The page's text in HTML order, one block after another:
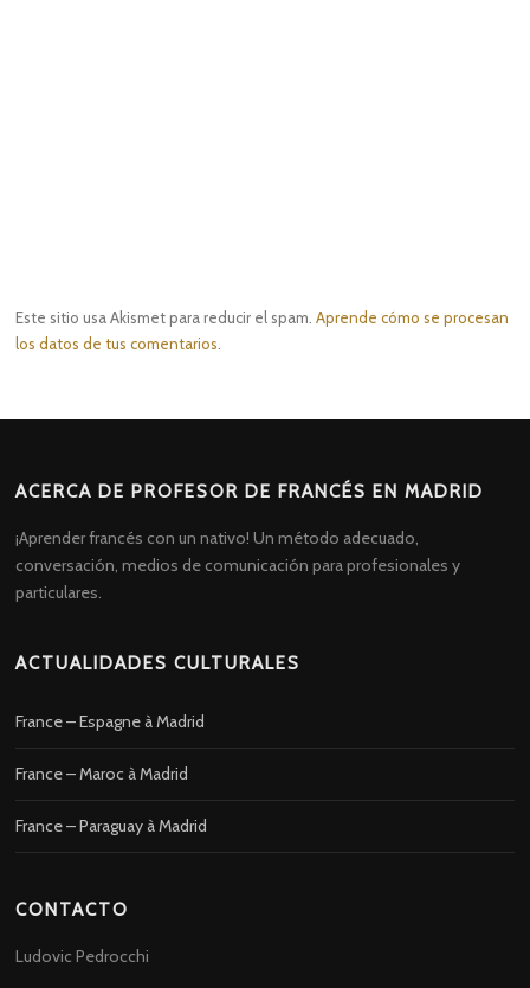
Este sitio usa Akismet para reducir el spam.Aprende cómo se procesan
los datos de tus comentarios.
ACERCA DE PROFESOR DE FRANCÉS EN MADRID
¡Aprender francés con un nativo! Un método adecuado,
conversación, medios de comunicación para profesionales y
particulares.
ACTUALIDADES CULTURALES
France – Espagne à Madrid
France – Maroc à Madrid
France – Paraguay à Madrid
CONTACTO
Ludovic Pedrocchi